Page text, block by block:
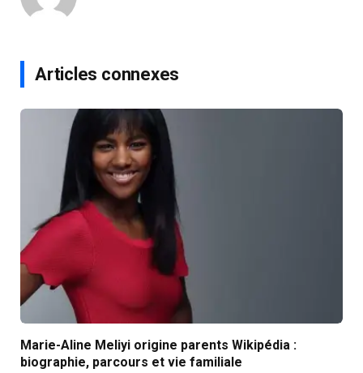
Articles connexes
Marie-Aline Meliyi origine parents Wikipédia :
biographie, parcours et vie familiale